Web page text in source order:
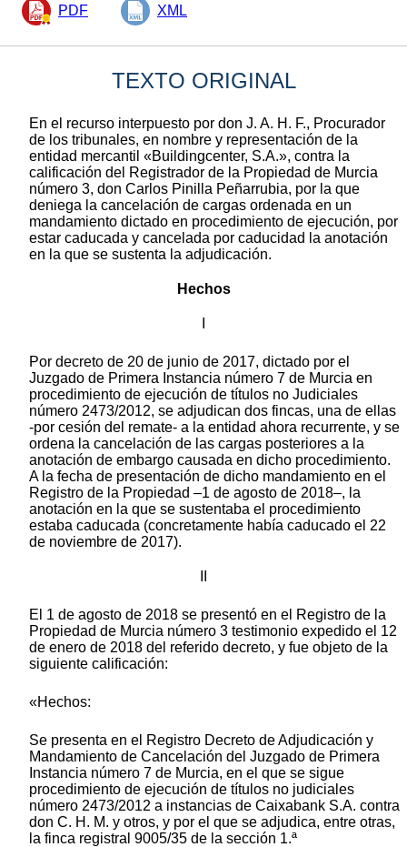
PDF XML
TEXTO ORIGINAL
En el recurso interpuesto por don J. A. H. F., Procurador
de los tribunales, en nombre y representación de la
entidad mercantil «Buildingcenter, S.A.», contra la
calificación del Registrador de la Propiedad de Murcia
número 3, don Carlos Pinilla Peñarrubia, por la que
deniega la cancelación de cargas ordenada en un
mandamiento dictado en procedimiento de ejecución, por
estar caducada y cancelada por caducidad la anotación
en la que se sustenta la adjudicación.
Hechos
Por decreto de 20 de junio de 2017, dictado por el
Juzgado de Primera Instancia número 7 de Murcia en
procedimiento de ejecución de títulos no Judiciales
número 2473/2012, se adjudican dos fincas, una de ellas
-por cesión del remate- a la entidad ahora recurrente, y se
ordena la cancelación de las cargas posteriores a la
anotación de embargo causada en dicho procedimiento.
A la fecha de presentación de dicho mandamiento en el
Registro de la Propiedad –1 de agosto de 2018–, la
anotación en la que se sustentaba el procedimiento
estaba caducada (concretamente había caducado el 22
de noviembre de 2017).
El 1 de agosto de 2018 se presentó en el Registro de la
Propiedad de Murcia número 3 testimonio expedido el 12
de enero de 2018 del referido decreto, y fue objeto de la
siguiente calificación:
«Hechos:
Se presenta en el Registro Decreto de Adjudicación y
Mandamiento de Cancelación del Juzgado de Primera
Instancia número 7 de Murcia, en el que se sigue
procedimiento de ejecución de títulos no judiciales
número 2473/2012 a instancias de Caixabank S.A. contra
don C. H. M. y otros, y por el que se adjudica, entre otras,
la finca registral 9005/35 de la sección 1.ª